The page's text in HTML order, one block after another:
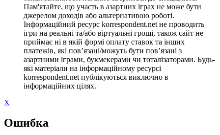
Пам'ятайте, що участь в азартних іграх не може бути
джерелом доходів або альтернативою роботі.
Інформаційний ресурс korrespondent.net не проводить
ігри на реальні та/або віртуальні гроші, також сайт не
приймає ні в якій формі оплату ставок та інших
платежів, які пов’язані/можуть бути пов’язані з
азартними іграми, букмекерами чи тоталізаторами. Будь-
які матеріали на інформаційному ресурсі
korrespondent.net публікуються виключно в
інформаційних цілях.
X
Ошибка